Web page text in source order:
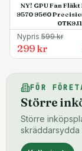
NY! GPU Fan Fläkt
9570 9560
0TK9J1
Nypris 599kr
299 kr
FÖR
Större
Större
skräddarsydda